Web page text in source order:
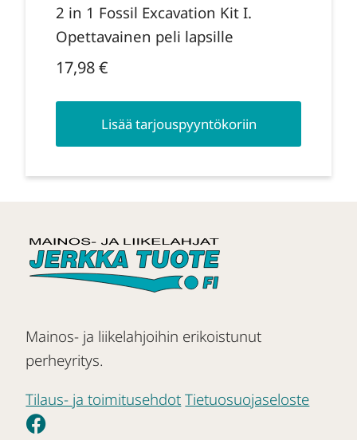
2 in 1 Fossil Excavation Kit I.
Opettavainen peli lapsille
17,98€
Lisää tarjouspyyntökoriin
Mainos- ja liikelahjoihin erikoistunut
perheyritys.
Tilaus- ja toimitusehdot Tietuosuojaseloste